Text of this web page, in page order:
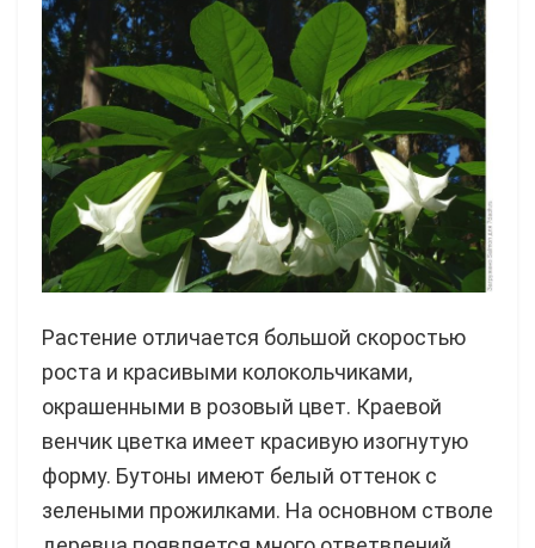
Растение отличается большой скоростью
роста и красивыми колокольчиками,
окрашенными в розовый цвет. Краевой
венчик цветка имеет красивую изогнутую
форму. Бутоны имеют белый оттенок с
зелеными прожилками. На основном стволе